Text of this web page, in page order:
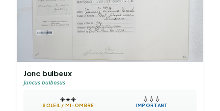
Jonc bulbeux
Juncus bulbosus
☀️☀️☀️
SOLEIL / MI-OMBRE
💧 💧 💧
IMPORTANT